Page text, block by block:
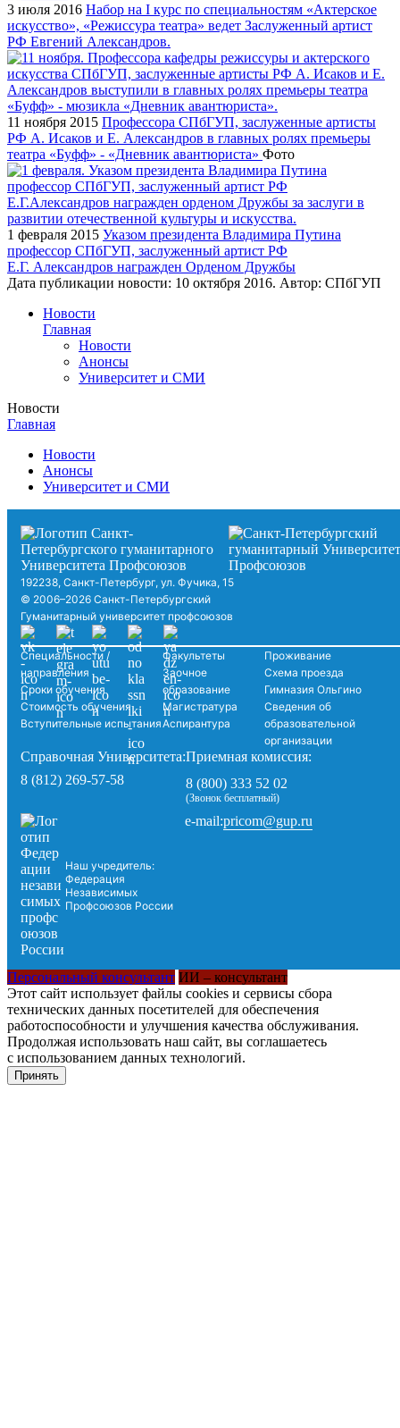
3 июля 2016 Набор на I курс по специальностям «Актерское
искусство», «Режиссура театра» ведет Заслуженный артист
РФ Евгений Александров.
11 ноября 2015 Профессора СПбГУП, заслуженные артисты
РФ А. Исаков и Е. Александров в главных ролях премьеры
театра «Буфф» - «Дневник авантюриста» Фото
1 февраля 2015 Указом президента Владимира Путина
профессор СПбГУП, заслуженный артист РФ
Е.Г. Александров награжден Орденом Дружбы
Дата публикации новости: 10 октября 2016. Автор: СПбГУП
Новости
Главная
Новости
Анонсы
Университет и СМИ
Новости
Главная
Новости
Анонсы
Университет и СМИ
192238, Санкт-Петербург, ул. Фучика, 15
© 2006–2026 Санкт-Петербургский
Гуманитарный университет профсоюзов
Специальности /
направления
Сроки обучения
Стоимость обучения
Вступительные испытания
Факультеты
Заочное
образование
Магистратура
Аспирантура
Проживание
Схема проезда
Гимназия Ольгино
Сведения об
образовательной
организации
Справочная Университета:
8 (812) 269-57-58
Приемная комиссия:
8 (800) 333 52 02
(Звонок бесплатный)
Наш учредитель:
Федерация
Независимых
Профсоюзов России
e-mail:pricom@gup.ru
Персональный консультант ИИ – консультант
Этот сайт использует файлы cookies и сервисы сбора
технических данных посетителей для обеспечения
работоспособности и улучшения качества обслуживания.
Продолжая использовать наш сайт, вы соглашаетесь
с использованием данных технологий.
Принять